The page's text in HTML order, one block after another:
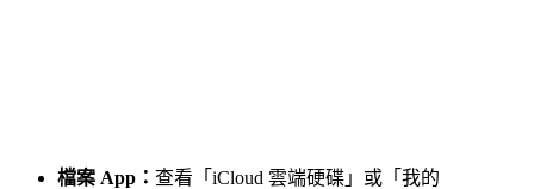
檔案 App： 查看「iCloud 雲端硬碟」或「我的